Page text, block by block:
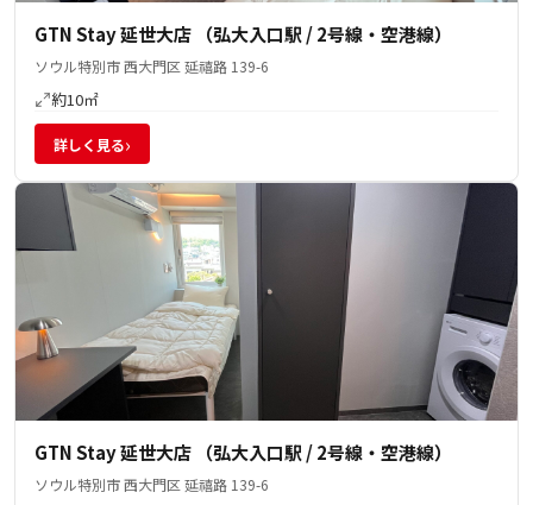
GTN Stay 延世大店 （弘大入口駅 / 2号線・空港線）
ソウル特別市 西大門区 延禧路 139-6
約10㎡
詳しく見る›
GTN Stay 延世大店 （弘大入口駅 / 2号線・空港線）
ソウル特別市 西大門区 延禧路 139-6